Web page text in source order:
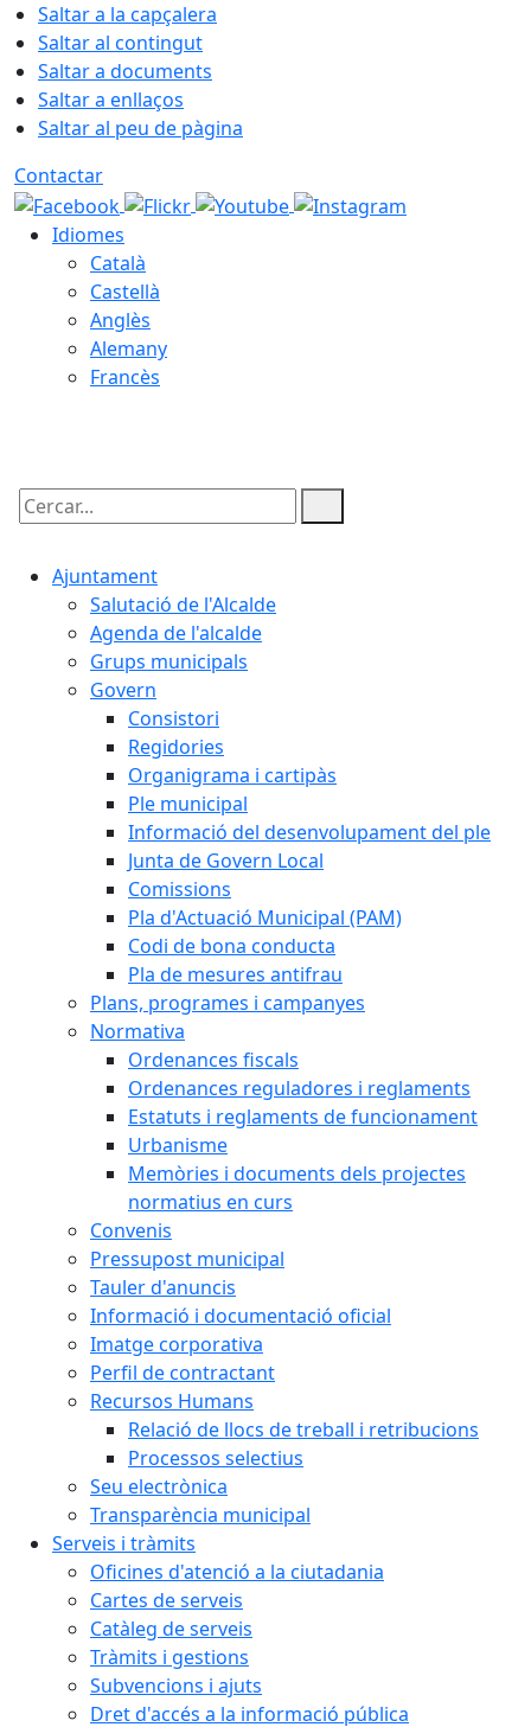
Saltar a la capçalera
Saltar al contingut
Saltar a documents
Saltar a enllaços
Saltar al peu de pàgina
Contactar
Idiomes
Català
Castellà
Anglès
Alemany
Francès
Cercar:
Ajuntament
Salutació de l'Alcalde
Agenda de l'alcalde
Grups municipals
Govern
Consistori
Regidories
Organigrama i cartipàs
Ple municipal
Informació del desenvolupament del ple
Junta de Govern Local
Comissions
Pla d'Actuació Municipal (PAM)
Codi de bona conducta
Pla de mesures antifrau
Plans, programes i campanyes
Normativa
Ordenances fiscals
Ordenances reguladores i reglaments
Estatuts i reglaments de funcionament
Urbanisme
Memòries i documents dels projectes
normatius en curs
Convenis
Pressupost municipal
Tauler d'anuncis
Informació i documentació oficial
Imatge corporativa
Perfil de contractant
Recursos Humans
Relació de llocs de treball i retribucions
Processos selectius
Seu electrònica
Transparència municipal
Serveis i tràmits
Oficines d'atenció a la ciutadania
Cartes de serveis
Catàleg de serveis
Tràmits i gestions
Subvencions i ajuts
Dret d'accés a la informació pública